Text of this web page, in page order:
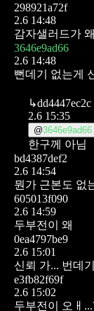
298921a72f
2.6 14:48
감자샐러드가
3646e9ad66
2.6 14:48
뻔데기 없는게
↳dd4447ec2c
2.6 15:35
@3646e9ad66
한구께 아님
bd4387def2
2.6 14:54
뭔가 근본도 없
605013f090
2.6 14:59
두부전이 왜
0ea4797be9
2.6 15:01
신뢰 가... 번데
e3fb82f69f
2.6 15:02
두부전이 오ㅐ